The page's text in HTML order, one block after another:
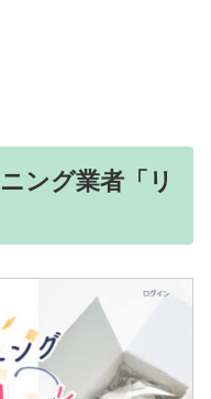
ング業者「リ